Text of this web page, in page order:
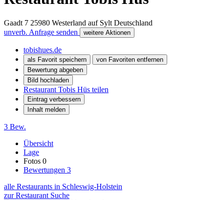
Gaadt 7 25980 Westerland auf Sylt Deutschland
unverb. Anfrage senden
weitere Aktionen
tobishues.de
als Favorit speichern
von Favoriten entfernen
Bewertung abgeben
Bild hochladen
Restaurant Tobis Hüs teilen
Eintrag verbessern
Inhalt melden
3 Bew.
Übersicht
Lage
Fotos 0
Bewertungen 3
alle Restaurants in Schleswig-Holstein
zur Restaurant Suche